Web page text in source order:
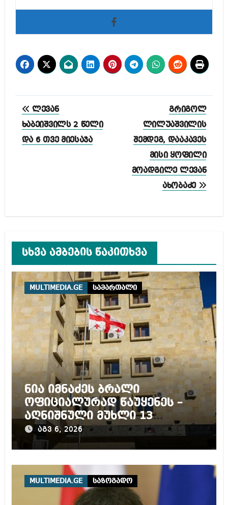
პოსტის
ნავიგაცია
ლევან
ხაბეიშვილს 2 წელი
და 6 თვე მიესაჯა
გრიგოლ
ლილუაშვილის
შემდეგ, დააკავეს
მისი ყოფილი
მოადგილე ლევან
ახობაძე
სხვა ამბების წაკითხვა
MULTIMEDIA.GE სამართალი
ნია იმნაძეს ბრალი
ოფიციალურად წაუყენეს –
აღნიშნული მუხლი 13
წლამდე პატიმრობას
ითვალისწინებს
აგვ 6, 2026
MULTIMEDIA.GE საზოგადო